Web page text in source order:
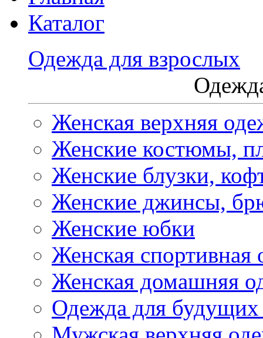
Каталог
Одежда для взрослых
Женская верхняя
Женские костюмы,
Женские блузки,
Женские джинсы,
Женские юбки
Женская спортивная
Женская домашняя
Одежда для